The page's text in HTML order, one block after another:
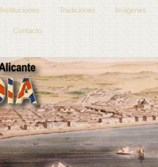
Instituciones Tradiciones Imágenes
Contacto